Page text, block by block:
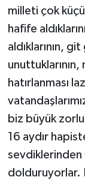
milleti çok
hafife
aldıklarının,
hatırlanması
biz büyük
16 aydır
sevdiklerinden
dolduruyorlar.